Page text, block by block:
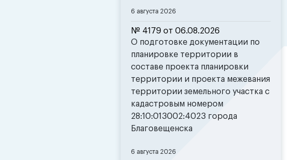
6 августа 2026
№ 4179 от 06.08.2026
О подготовке документации по
планировке территории в
составе проекта планировки
территории и проекта межевания
территории земельного участка с
кадастровым номером
28:10:013002:4023 города
Благовещенска
6 августа 2026